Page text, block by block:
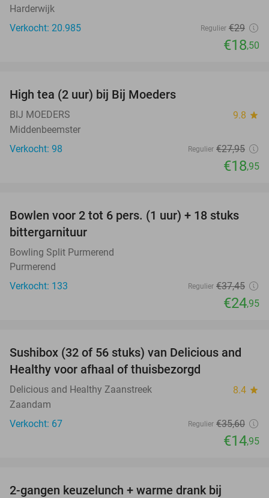
Harderwijk
Verkocht: 20.985
Regulier €29
€18,50
High tea (2 uur) bij Bij Moeders
BIJ MOEDERS 9.8 star
Middenbeemster
Verkocht: 98
Regulier €27,95
€18,95
33%
Bowlen voor 2 tot 6 pers. (1 uur) + 18 stuks
bittergarnituur
Bowling Split Purmerend
Purmerend
Verkocht: 133
Regulier €37,45
€24,95
58%
Sushibox (32 of 56 stuks) van Delicious and
Healthy voor afhaal of thuisbezorgd
Delicious and Healthy Zaanstreek 8.4 star
Zaandam
Verkocht: 67
Regulier €35,60
€14,95
2-gangen keuzelunch + warme drank bij